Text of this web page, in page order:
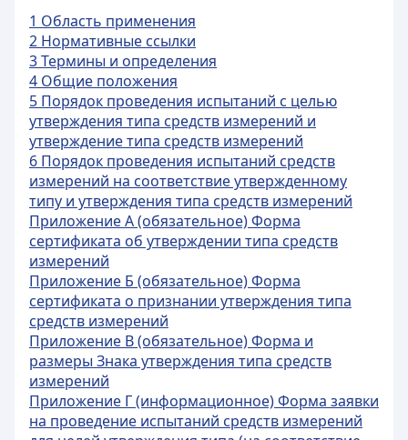
1 Область применения
2 Нормативные ссылки
3 Термины и определения
4 Общие положения
5 Порядок проведения испытаний с целью
утверждения типа средств измерений и
утверждение типа средств измерений
6 Порядок проведения испытаний средств
измерений на соответствие утвержденному
типу и утверждения типа средств измерений
Приложение А (обязательное) Форма
сертификата об утверждении типа средств
измерений
Приложение Б (обязательное) Форма
сертификата о признании утверждения типа
средств измерений
Приложение В (обязательное) Форма и
размеры Знака утверждения типа средств
измерений
Приложение Г (информационное) Форма заявки
на проведение испытаний средств измерений